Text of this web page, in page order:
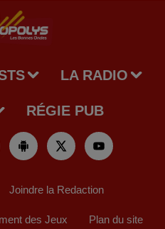
LA RADIO
RÉGIE PUB
Joindre la Redaction
des Jeux Plan du site